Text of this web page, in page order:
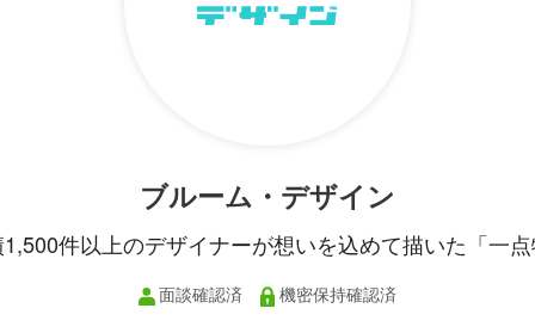
ブルーム・デザイン
件以上のデザイナーが想いを込めて描いた「一
面談確認済 機密保持確認済